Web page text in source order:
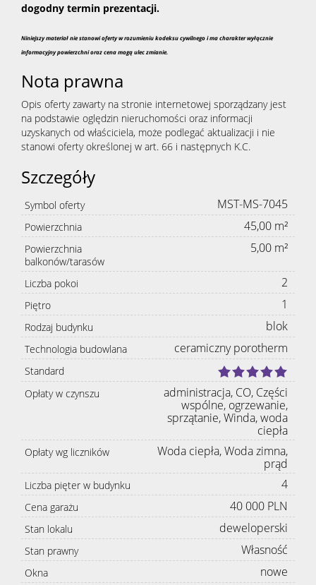
dogodny termin prezentacji.
Niniejszy materiał nie stanowi oferty w rozumieniu kodeksu cywilnego i ma charakter wyłącznie
informacyjny powierzchni oraz cena mogą ulec zmianie.
Nota prawna
Opis oferty zawarty na stronie internetowej sporządzany jest
na podstawie oględzin nieruchomości oraz informacji
uzyskanych od właściciela, może podlegać aktualizacji i nie
stanowi oferty określonej w art. 66 i następnych K.C.
Szczegóły
Symbol oferty MST-MS-7045
Powierzchnia 45,00 m²
Powierzchnia
balkonów/tarasów
5,00 m²
Liczba pokoi 2
Piętro 1
Rodzaj budynku blok
Technologia budowlana ceramiczny porotherm
Standard
Opłaty w czynszu
administracja, CO, Części
wspólne, ogrzewanie,
sprzątanie, Winda, woda
ciepła
Opłaty wg liczników
Woda ciepła, Woda zimna,
prąd
Liczba pięter w budynku 4
Cena garażu 40 000 PLN
Stan lokalu deweloperski
Stan prawny Własność
Okna nowe